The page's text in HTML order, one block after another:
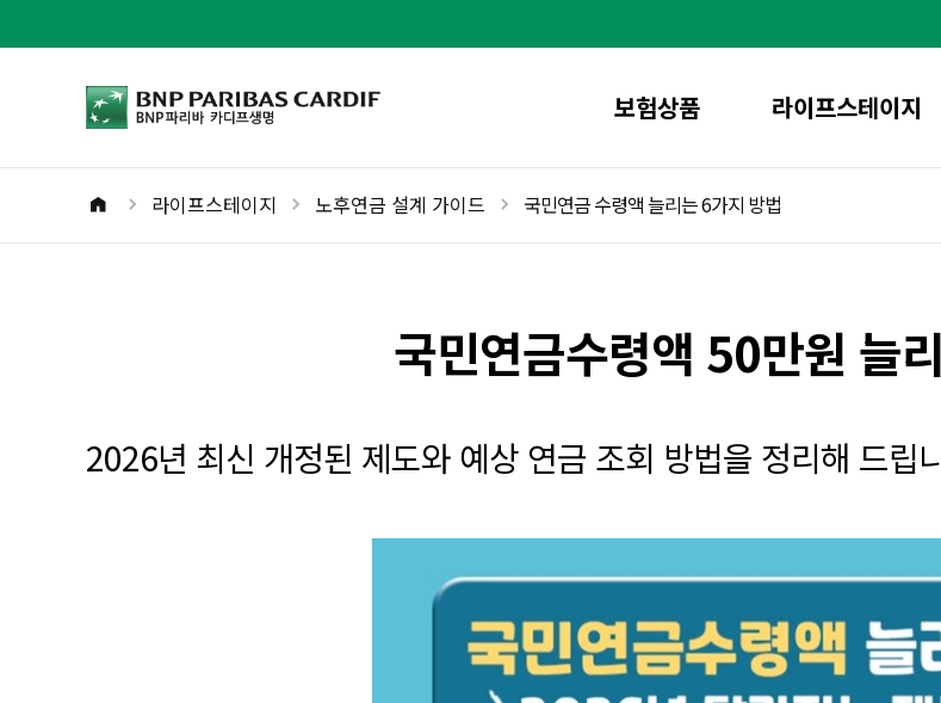
바
bnpparibas로고 보험상품 라이프스테이지
홈버튼 라이프스테이지 노후연금 설계 가이드 국민연금 수령액 늘리는 6가지 방법
국민연금수령액 50만원 늘
2026년 최신 개정된 제도와 예상 연금 조회 방법을 정리해 드립